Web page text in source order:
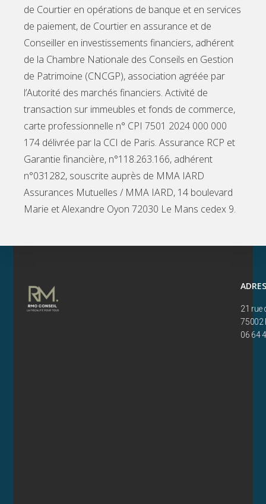
de Courtier en opérations de banque et en services
de paiement, de Courtier en assurance et de
Conseiller en investissements financiers, adhérent
de la Chambre Nationale des Conseils en Gestion
de Patrimoine (CNCGP), association agréée par
l’Autorité des marchés financiers. Activité de
transaction sur immeubles et fonds de commerce,
carte professionnelle n° CPI 7501 2024 000 000
174 délivrée par la CCI de Paris. Assurance RCP et
Garantie financière, n°118.263.166, adhérent
n°031282, souscrite auprès de MMA IARD
Assurances Mutuelles / MMA IARD, 14 boulevard
Marie et Alexandre Oyon 72030 Le Mans cedex 9.
21 rue
75002
06 64